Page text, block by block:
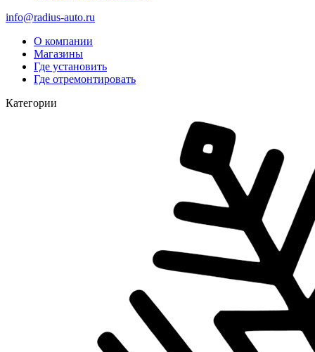
info@radius-auto.ru
О компании
Магазины
Где установить
Где отремонтировать
Категории